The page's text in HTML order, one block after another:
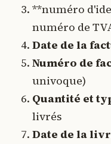
**numéro
numéro de
Date de la
Numéro de
univoque)
Quantité et
livrés
Date de la